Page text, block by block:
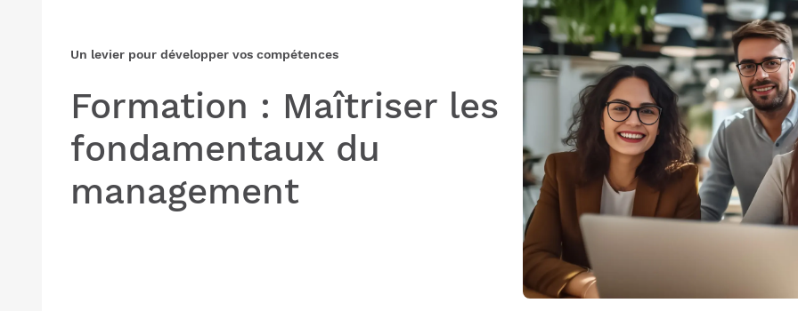
Un levier pour développer vos compétences
Formation : Maîtriser les
fondamentaux du
management